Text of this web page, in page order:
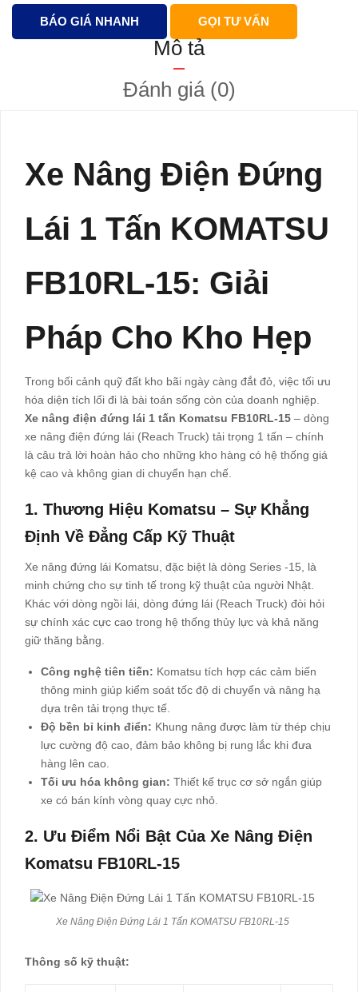
BÁO GIÁ NHANH GỌI TƯ VẤN
Mô tả
Đánh giá (0)
Xe Nâng Điện Đứng
Lái 1 Tấn KOMATSU
FB10RL-15: Giải
Pháp Cho Kho Hẹp
Trong bối cảnh quỹ đất kho bãi ngày càng đắt đỏ, việc tối ưu
hóa diện tích lối đi là bài toán sống còn của doanh nghiệp.
Xe nâng điện đứng lái 1 tấn Komatsu FB10RL-15 – dòng
xe nâng điện đứng lái (Reach Truck) tải trọng 1 tấn – chính
là câu trả lời hoàn hảo cho những kho hàng có hệ thống giá
kệ cao và không gian di chuyển hạn chế.
1. Thương Hiệu Komatsu – Sự Khẳng
Định Về Đẳng Cấp Kỹ Thuật
Xe nâng đứng lái Komatsu, đặc biệt là dòng Series -15, là
minh chứng cho sự tinh tế trong kỹ thuật của người Nhật.
Khác với dòng ngồi lái, dòng đứng lái (Reach Truck) đòi hỏi
sự chính xác cực cao trong hệ thống thủy lực và khả năng
giữ thăng bằng.
Công nghệ tiên tiến: Komatsu tích hợp các cảm biến
thông minh giúp kiểm soát tốc độ di chuyển và nâng hạ
dựa trên tải trọng thực tế.
Độ bền bỉ kinh điển: Khung nâng được làm từ thép chịu
lực cường độ cao, đảm bảo không bị rung lắc khi đưa
hàng lên cao.
Tối ưu hóa không gian: Thiết kế trục cơ sở ngắn giúp
xe có bán kính vòng quay cực nhỏ.
2. Ưu Điểm Nổi Bật Của Xe Nâng Điện
Komatsu FB10RL-15
Xe Nâng Điện Đứng Lái 1 Tấn KOMATSU FB10RL-15
Thông số kỹ thuật: